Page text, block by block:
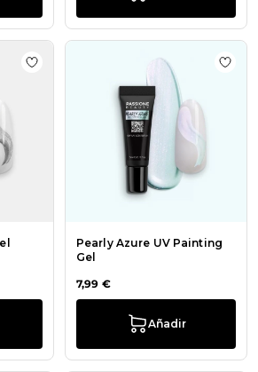
Añadir a la lista de deseos Silver
Pearly Azure UV Painting
Gel
7,99 €
Añadir